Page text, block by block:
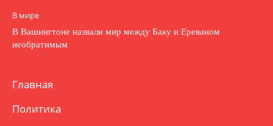
В мире
В Вашингтоне назвали мир между Баку и Ереваном
необратимым
Главная
Политика